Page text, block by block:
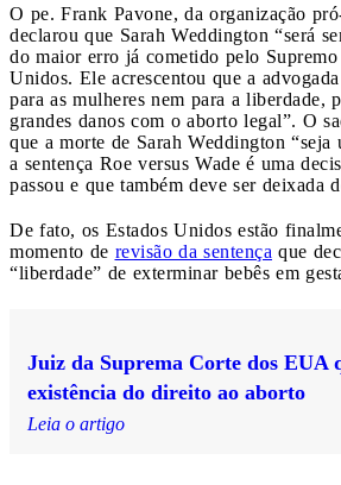
O pe. Frank Pavone, da organização
declarou que Sarah Weddington “será
do maior erro já cometido pelo
Unidos. Ele acrescentou que a
para as mulheres nem para a liberdade,
grandes danos com o aborto legal”. O
que a morte de Sarah Weddington “seja
a sentença Roe versus Wade é uma
passou e que também deve ser deixada
De fato, os Estados Unidos estão
momento de revisão da sentença que
“liberdade” de exterminar bebês em
Juiz da Suprema Corte dos EUA
existência do direito ao aborto
Leia o artigo